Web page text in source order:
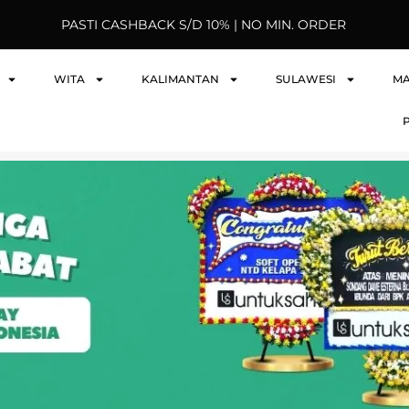
PASTI CASHBACK S/D 10% | NO MIN. ORDER
WITA KALIMANTAN SULAWESI